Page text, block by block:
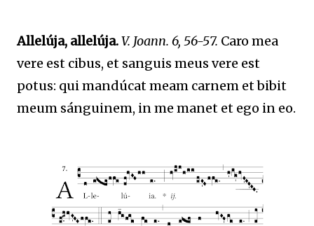
Allelúja, allelúja.V. Joann. 6, 56-57. Caro mea
vere est cibus, et sanguis meus vere est
potus: qui mandúcat meam carnem et bibit
meum sánguinem, in me manet et ego in eo.